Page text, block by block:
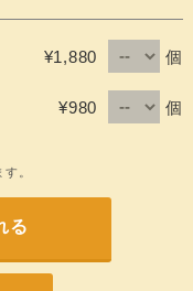
¥1,880 個
¥980 個
。
る